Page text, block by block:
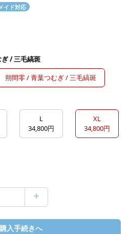
イド対応
/ 三毛縞斑
朔間零 / 青葉つむぎ / 三毛縞斑
L
34,800円
XL
34,800円
購入手続きへ